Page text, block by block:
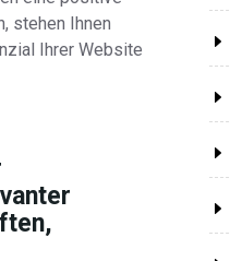
stehen Ihnen
Ihrer Website